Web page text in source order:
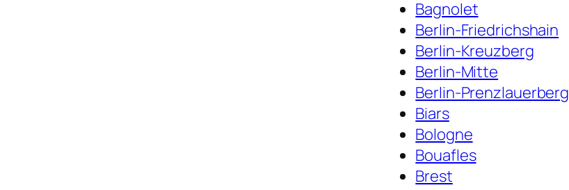
Bagnolet
Berlin-Friedrichshain
Berlin-Kreuzberg
Berlin-Mitte
Berlin-Prenzlauerberg
Biars
Bologne
Bouafles
Brest